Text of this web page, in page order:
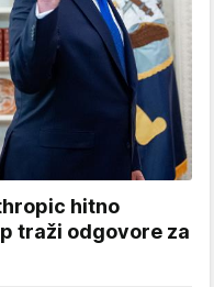
hitno
traži odgovore za